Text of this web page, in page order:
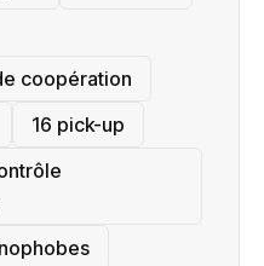
coopération
16 pick-up